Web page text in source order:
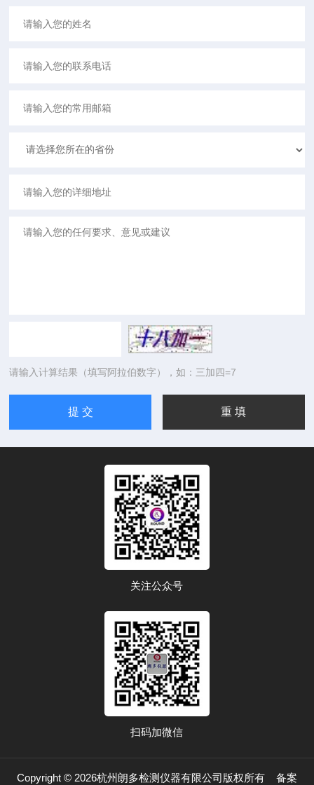
请输入计算结果（填写阿拉伯数字），如：三加四=7
关注公众号
扫码加微信
Copyright © 2026杭州朗多检测仪器有限公司版权所有 备案